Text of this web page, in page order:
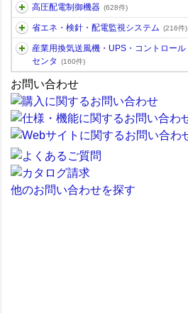
高圧配電制御機器 (628件)
省エネ・検針・配電監視システム (216件)
産業用換気送風機・UPS・コントロール
センタ
(160件)
お問い合わせ
他のお問い合わせを探す